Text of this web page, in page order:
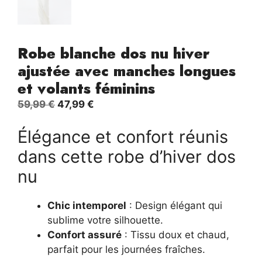
Robe blanche dos nu hiver
ajustée avec manches longues
et volants féminins
59,99€ Le
initial
59,99 €.
47,99 €
actuel
47,99 €.
Élégance et confort réunis
dans cette robe d’hiver dos
nu
Chic intemporel : Design élégant qui
sublime votre silhouette.
Confort assuré : Tissu doux et chaud,
parfait pour les journées fraîches.